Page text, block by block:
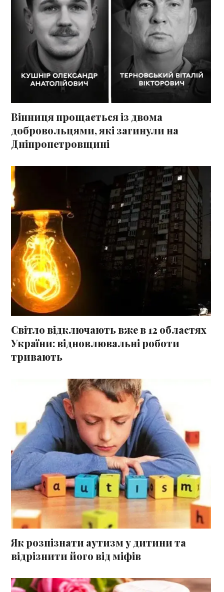
Вінниця прощається із двома
добровольцями, які загинули на
Дніпропетровщині
Світло відключають вже в 12 областях
України: відновлювальні роботи
тривають
Як розпізнати аутизм у дитини та
відрізнити його від міфів